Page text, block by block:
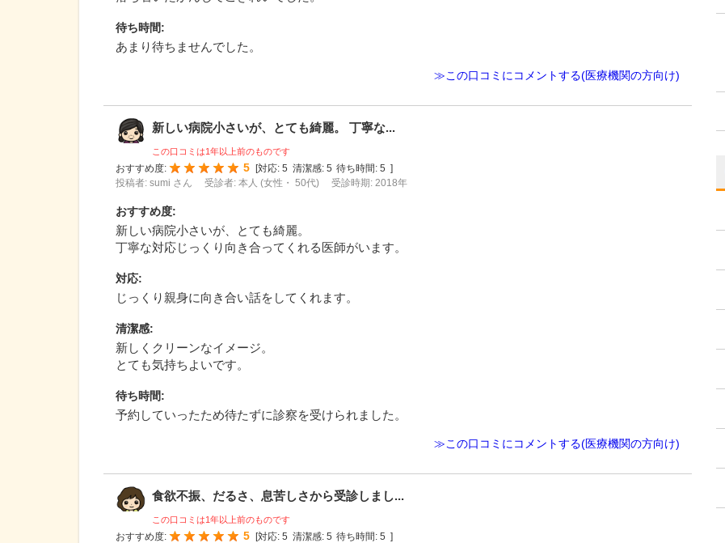
待ち時間:
あまり待ちませんでした。
≫この口コミにコメントする(医療機関の方向け)
新しい病院小さいが、とても綺麗。 丁寧な...
この口コミは1年以上前のものです
おすすめ度:
5 [対応: 5 清潔感: 5 待ち時間: 5 ]
投稿者: sumi さん
受診者: 本人 (女性・ 50代) 受診時期: 2018年
おすすめ度:
新しい病院小さいが、とても綺麗。
丁寧な対応じっくり向き合ってくれる医師がいます。
対応:
じっくり親身に向き合い話をしてくれます。
清潔感:
新しくクリーンなイメージ。
とても気持ちよいです。
待ち時間:
予約していったため待たずに診察を受けられました。
≫この口コミにコメントする(医療機関の方向け)
食欲不振、だるさ、息苦しさから受診しまし...
この口コミは1年以上前のものです
おすすめ度:
5 [対応: 5 清潔感: 5 待ち時間: 5 ]